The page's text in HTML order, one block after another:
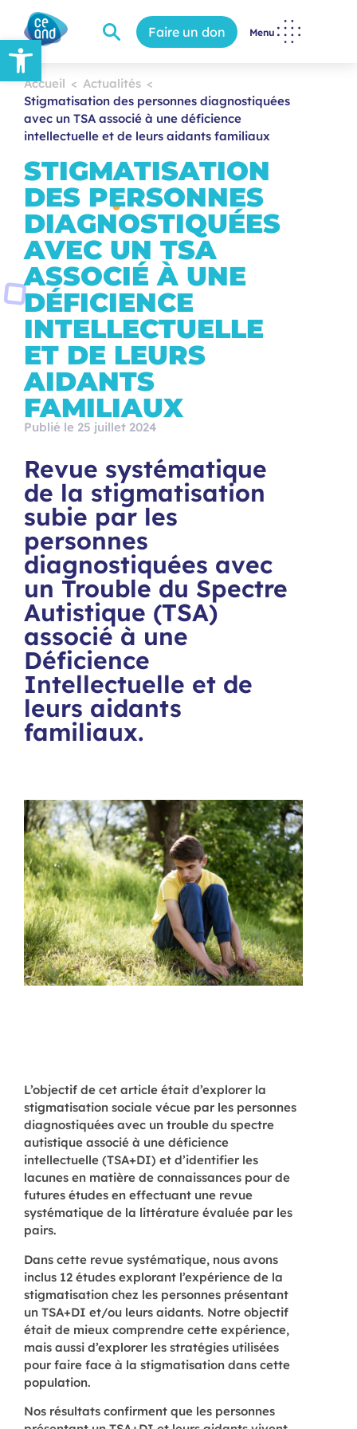
Ouvrir la barre d’outils Faire un don Menu
Accueil
Actualités
Stigmatisation des personnes diagnostiquées
avec un TSA associé à une déficience
intellectuelle et de leurs aidants familiaux
STIGMATISATION
DES PERSONNES
DIAGNOSTIQUÉES
AVEC UN TSA
ASSOCIÉ À UNE
DÉFICIENCE
INTELLECTUELLE
ET DE LEURS
AIDANTS
FAMILIAUX
Publié le 25 juillet 2024
Revue systématique
de la stigmatisation
subie par les
personnes
diagnostiquées avec
un Trouble du Spectre
Autistique (TSA)
associé à une
Déficience
Intellectuelle et de
leurs aidants
familiaux.
L’objectif de cet article était d’explorer la
stigmatisation sociale vécue par les personnes
diagnostiquées avec un trouble du spectre
autistique associé à une déficience
intellectuelle (TSA+DI) et d’identifier les
lacunes en matière de connaissances pour de
futures études en effectuant une revue
systématique de la littérature évaluée par les
pairs.
Dans cette revue systématique, nous avons
inclus 12 études explorant l’expérience de la
stigmatisation chez les personnes présentant
un TSA+DI et/ou leurs aidants. Notre objectif
était de mieux comprendre cette expérience,
mais aussi d’explorer les stratégies utilisées
pour faire face à la stigmatisation dans cette
population.
Nos résultats confirment que les personnes